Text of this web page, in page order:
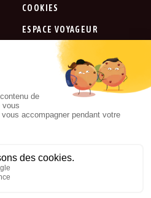
COOKIES
ESPACE VOYAGEUR